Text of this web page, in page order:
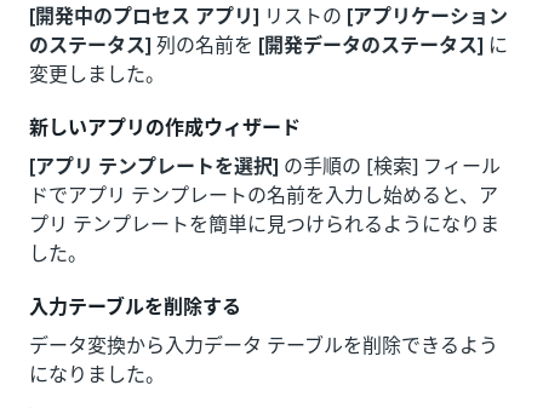
[開発中のプロセス アプリ] リストの [アプリケーション
のステータス] 列の名前を [開発データのステータス] に
変更しました。
新しいアプリの作成ウィザード
[アプリ テンプレートを選択] の手順の [検索] フィール
ドでアプリ テンプレートの名前を入力し始めると、ア
プリ テンプレートを簡単に見つけられるようになりま
した。
入力テーブルを削除する
データ変換から入力データ テーブルを削除できるよう
になりました。